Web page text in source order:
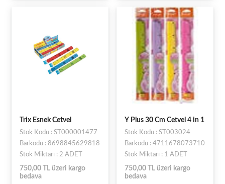
Trix Esnek Cetvel
Stok Kodu : ST000001477
Barkodu : 8698845629818
Stok Miktarı : 2 ADET
750,00 TL üzeri kargo
bedava
Y Plus 30 Cm Cetvel 4 in 1
Stok Kodu : ST003024
Barkodu : 4711678073710
Stok Miktarı : 1 ADET
750,00 TL üzeri kargo
bedava